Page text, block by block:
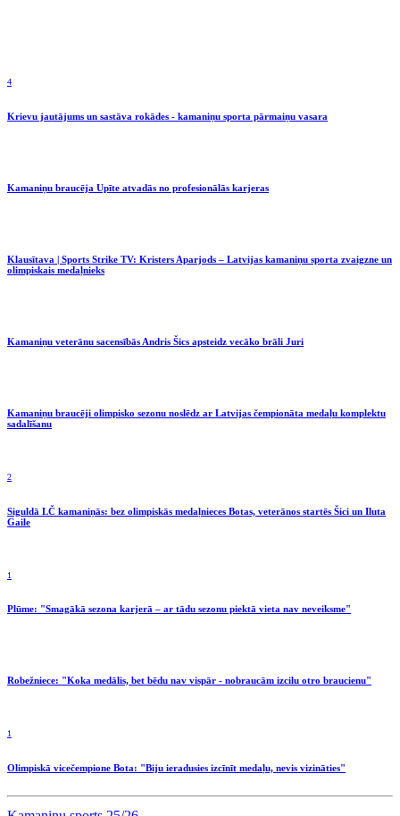
4
Krievu jautājums un sastāva rokādes - kamaniņu sporta pārmaiņu vasara
Kamaniņu braucēja Upīte atvadās no profesionālās karjeras
Klausītava | Sports Strike TV: Kristers Aparjods – Latvijas kamaniņu sporta zvaigzne un
olimpiskais medaļnieks
Kamaniņu veterānu sacensībās Andris Šics apsteidz vecāko brāli Juri
Kamaniņu braucēji olimpisko sezonu noslēdz ar Latvijas čempionāta medaļu komplektu
sadalīšanu
2
Siguldā LČ kamaniņās: bez olimpiskās medaļnieces Botas, veterānos startēs Šici un Iluta
Gaile
1
Plūme: "Smagākā sezona karjerā – ar tādu sezonu piektā vieta nav neveiksme"
Robežniece: "Koka medālis, bet bēdu nav vispār - nobraucām izcilu otro braucienu"
1
Olimpiskā vicečempione Bota: "Biju ieradusies izcīnīt medaļu, nevis vizināties"